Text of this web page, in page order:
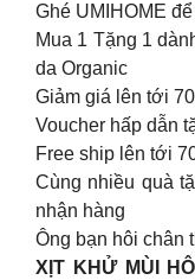
Ghé UMIHOME
Mua 1 Tặng 1
da Organic
Giảm giá lên tới
Voucher hấp dẫn
Free ship lên tới
Cùng nhiều quà
nhận hàng
Ông bạn hôi chân
XỊT KHỬ MÙI